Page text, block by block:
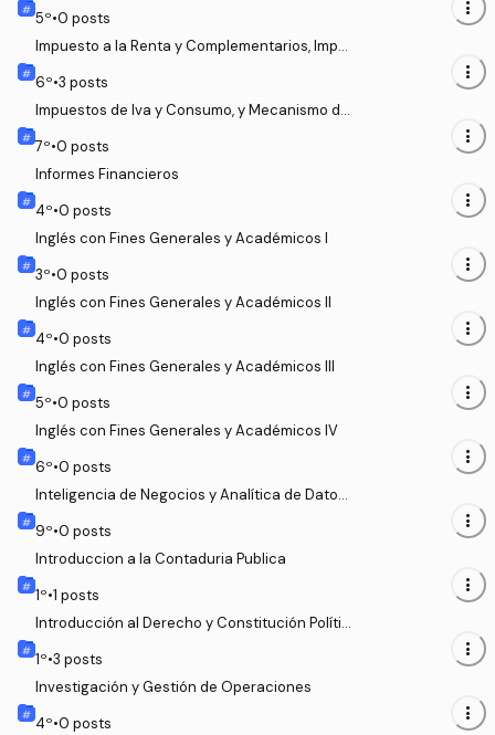
5º•0 posts more_vert
Impuesto a la Renta y Complementarios, Impu
6º•3 posts more_vert
Impuestos de Iva y Consumo, y Mecanismo de
7º•0 posts more_vert
Informes Financieros
4º•0 posts more_vert
Inglés con Fines Generales y Académicos I
3º•0 posts more_vert
Inglés con Fines Generales y Académicos II
4º•0 posts more_vert
Inglés con Fines Generales y Académicos III
5º•0 posts more_vert
Inglés con Fines Generales y Académicos IV
6º•0 posts more_vert
Inteligencia de Negocios y Analítica de Datos
9º•0 posts more_vert
Introduccion a la Contaduria Publica
1º•1 posts more_vert
Introducción al Derecho y Constitución Polític
1º•3 posts more_vert
Investigación y Gestión de Operaciones
4º•0 posts more_vert